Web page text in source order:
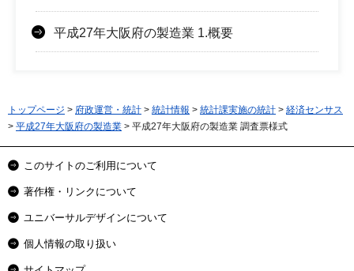
平成27年大阪府の製造業 1.概要
トップページ > 府政運営・統計 > 統計情報 > 統計課実施の統計 > 経済センサス
> 平成27年大阪府の製造業 > 平成27年大阪府の製造業 調査票様式
このサイトのご利用について
著作権・リンクについて
ユニバーサルデザインについて
個人情報の取り扱い